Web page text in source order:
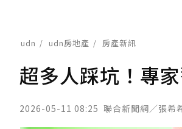
udn udn房地產 房產新訊
超多人踩坑！專
2026-05-11 08:25 聯合新聞網／張希